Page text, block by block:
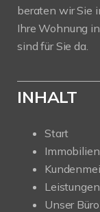
beraten wir Sie
Ihre Wohnung
sind für Sie da.
INHALT
Start
Immobilien
Leistungen
Unser Büro